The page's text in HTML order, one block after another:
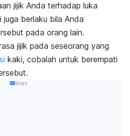
jijik Anda terhadap luka
juga berlaku bila Anda
pada orang lain.
jijik pada seseorang yang
kaki, cobalah untuk berempati
Iklan